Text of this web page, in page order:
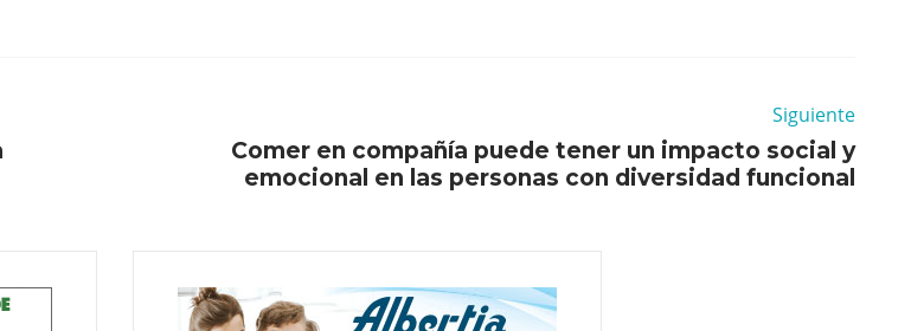
Siguiente
Comer en compañía puede tener un impacto social y
emocional en las personas con diversidad funcional